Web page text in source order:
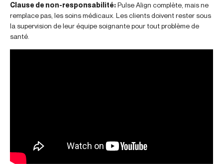
Clause de non-responsabilité:Pulse Align complète, mais ne
remplace pas, les soins médicaux. Les clients doivent rester sous
la supervision de leur équipe soignante pour tout problème de
santé.